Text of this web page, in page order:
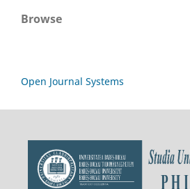
Browse
Open Journal Systems